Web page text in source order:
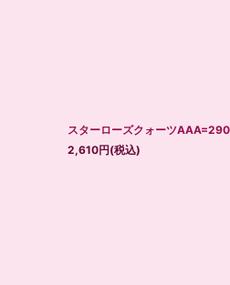
スターローズクォーツ
2,610円(税込)